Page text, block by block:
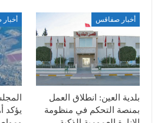
أخبار صفاقس
بلدية العين: انطلاق العمل
بمنصة التحكم في منظومة
يؤكد